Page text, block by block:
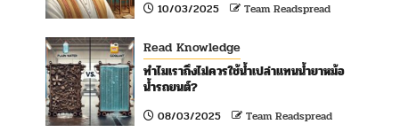
10/03/2025 Team Readspread
Read Knowledge
ทำไมเราถึงไม่ควรใช้น้ำเปล่าแทนน้ำยาหม้อ
น้ำรถยนต์?
08/03/2025 Team Readspread